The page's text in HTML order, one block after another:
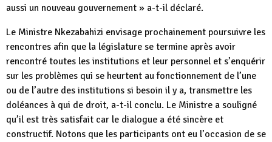
aussi un nouveau gouvernement » a-t-il déclaré.
Le Ministre Nkezabahizi envisage prochainement poursuivre les
rencontres afin que la législature se termine après avoir
rencontré toutes les institutions et leur personnel et s’enquérir
sur les problèmes qui se heurtent au fonctionnement de l’une
ou de l’autre des institutions si besoin il y a, transmettre les
doléances à qui de droit, a-t-il conclu. Le Ministre a souligné
qu’il est très satisfait car le dialogue a été sincère et
constructif. Notons que les participants ont eu l’occasion de se